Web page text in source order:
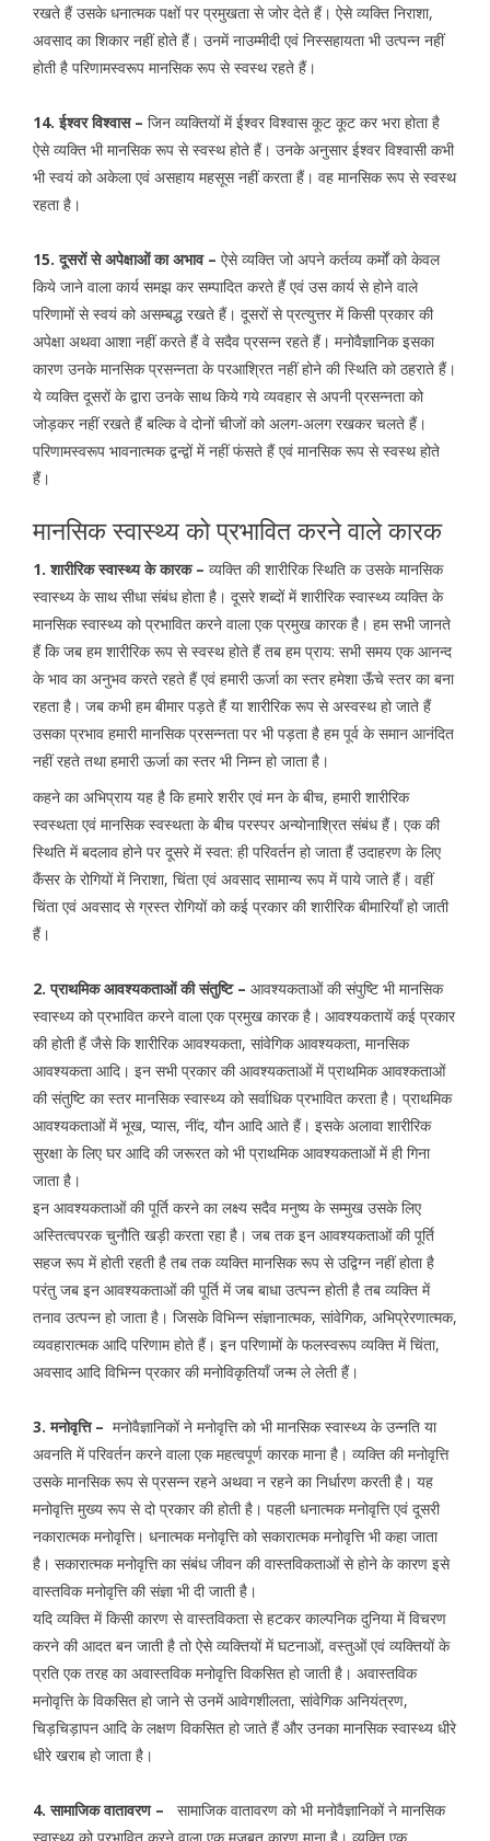
रखते हैं उसके धनात्मक पक्षों पर प्रमुखता से जोर देते हैं। ऐसे व्यक्ति निराशा,
अवसाद का शिकार नहीं होते हैं। उनमें नाउम्मीदी एवं निस्सहायता भी उत्पन्न नहीं
होती है परिणामस्वरूप मानसिक रूप से स्वस्थ रहते हैं।
14. ईश्वर विश्वास – जिन व्यक्तियों में ईश्वर विश्वास कूट कूट कर भरा होता है
ऐसे व्यक्ति भी मानसिक रूप से स्वस्थ होते हैं। उनके अनुसार ईश्वर विश्वासी कभी
भी स्वयं को अकेला एवं असहाय महसूस नहीं करता हैं। वह मानसिक रूप से स्वस्थ
रहता है।
15. दूसरों से अपेक्षाओं का अभाव – ऐसे व्यक्ति जो अपने कर्तव्य कर्मों को केवल
किये जाने वाला कार्य समझ कर सम्पादित करते हैं एवं उस कार्य से होने वाले
परिणामों से स्वयं को असम्बद्ध रखते हैं। दूसरों से प्रत्युत्तर में किसी प्रकार की
अपेक्षा अथवा आशा नहीं करते हैं वे सदैव प्रसन्न रहते हैं। मनोवैज्ञानिक इसका
कारण उनके मानसिक प्रसन्नता के परआश्रित नहीं होने की स्थिति को ठहराते हैं।
ये व्यक्ति दूसरों के द्वारा उनके साथ किये गये व्यवहार से अपनी प्रसन्नता को
जोड़कर नहीं रखते हैं बल्कि वे दोनों चीजों को अलग-अलग रखकर चलते हैं।
परिणामस्वरूप भावनात्मक द्वन्द्वों में नहीं फंसते हैं एवं मानसिक रूप से स्वस्थ होते
हैं।
मानसिक स्वास्थ्य को प्रभावित करने वाले कारक
1. शारीरिक स्वास्थ्य के कारक – व्यक्ति की शारीरिक स्थिति क उसके मानसिक
स्वास्थ्य के साथ सीधा संबंध होता है। दूसरे शब्दों में शारीरिक स्वास्थ्य व्यक्ति के
मानसिक स्वास्थ्य को प्रभावित करने वाला एक प्रमुख कारक है। हम सभी जानते
हैं कि जब हम शारीरिक रूप से स्वस्थ होते हैं तब हम प्राय: सभी समय एक आनन्द
के भाव का अनुभव करते रहते हैं एवं हमारी ऊर्जा का स्तर हमेशा ऊॅंचे स्तर का बना
रहता है। जब कभी हम बीमार पड़ते हैं या शारीरिक रूप से अस्वस्थ हो जाते हैं
उसका प्रभाव हमारी मानसिक प्रसन्नता पर भी पड़ता है हम पूर्व के समान आनंदित
नहीं रहते तथा हमारी ऊर्जा का स्तर भी निम्न हो जाता है।
कहने का अभिप्राय यह है कि हमारे शरीर एवं मन के बीच, हमारी शारीरिक
स्वस्थता एवं मानसिक स्वस्थता के बीच परस्पर अन्योनाश्रित संबंध हैं। एक की
स्थिति में बदलाव होने पर दूसरे में स्वत: ही परिवर्तन हो जाता हैं उदाहरण के लिए
कैंसर के रोगियों में निराशा, चिंता एवं अवसाद सामान्य रूप में पाये जाते हैं। वहीं
चिंता एवं अवसाद से ग्रस्त रोगियों को कई प्रकार की शारीरिक बीमारियॉं हो जाती
हैं।
2. प्राथमिक आवश्यकताओं की संतुष्टि – आवश्यकताओं की संपुष्टि भी मानसिक
स्वास्थ्य को प्रभावित करने वाला एक प्रमुख कारक है। आवश्यकतायें कई प्रकार
की होती हैं जैसे कि शारीरिक आवश्यकता, सांवेगिक आवश्यकता, मानसिक
आवश्यकता आदि। इन सभी प्रकार की आवश्यकताओं में प्राथमिक आवश्कताओं
की संतुष्टि का स्तर मानसिक स्वास्थ्य को सर्वाधिक प्रभावित करता है। प्राथमिक
आवश्यकताओं में भूख, प्यास, नींद, यौन आदि आते हैं। इसके अलावा शारीरिक
सुरक्षा के लिए घर आदि की जरूरत को भी प्राथमिक आवश्यकताओं में ही गिना
जाता है।
इन आवश्यकताओं की पूर्ति करने का लक्ष्य सदैव मनुष्य के सम्मुख उसके लिए
अस्तित्वपरक चुनौति खड़ी करता रहा है। जब तक इन आवश्यकताओं की पूर्ति
सहज रूप में होती रहती है तब तक व्यक्ति मानसिक रूप से उद्विग्न नहीं होता है
परंतु जब इन आवश्यकताओं की पूर्ति में जब बाधा उत्पन्न होती है तब व्यक्ति में
तनाव उत्पन्न हो जाता है। जिसके विभिन्न संज्ञानात्मक, सांवेगिक, अभिप्रेरणात्मक,
व्यवहारात्मक आदि परिणाम होते हैं। इन परिणामों के फलस्वरूप व्यक्ति में चिंता,
अवसाद आदि विभिन्न प्रकार की मनोविकृतियॉं जन्म ले लेती हैं।
3. मनोवृत्ति – मनोवैज्ञानिकों ने मनोवृत्ति को भी मानसिक स्वास्थ्य के उन्नति या
अवनति में परिवर्तन करने वाला एक महत्वपूर्ण कारक माना है। व्यक्ति की मनोवृत्ति
उसके मानसिक रूप से प्रसन्न रहने अथवा न रहने का निर्धारण करती है। यह
मनोवृत्ति मुख्य रूप से दो प्रकार की होती है। पहली धनात्मक मनोवृत्ति एवं दूसरी
नकारात्मक मनोवृत्ति। धनात्मक मनोवृत्ति को सकारात्मक मनोवृत्ति भी कहा जाता
है। सकारात्मक मनोवृत्ति का संबंध जीवन की वास्तविकताओं से होने के कारण इसे
वास्तविक मनोवृत्ति की संज्ञा भी दी जाती है।
यदि व्यक्ति में किसी कारण से वास्तविकता से हटकर काल्पनिक दुनिया में विचरण
करने की आदत बन जाती है तो ऐसे व्यक्तियों में घटनाओं, वस्तुओं एवं व्यक्तियों के
प्रति एक तरह का अवास्तविक मनोवृत्ति विकसित हो जाती है। अवास्तविक
मनोवृत्ति के विकसित हो जाने से उनमें आवेगशीलता, सांवेगिक अनियंत्रण,
चिड़चिड़ापन आदि के लक्षण विकसित हो जाते हैं और उनका मानसिक स्वास्थ्य धीरे
धीरे खराब हो जाता है।
4. सामाजिक वातावरण – सामाजिक वातावरण को भी मनोवैज्ञानिकों ने मानसिक